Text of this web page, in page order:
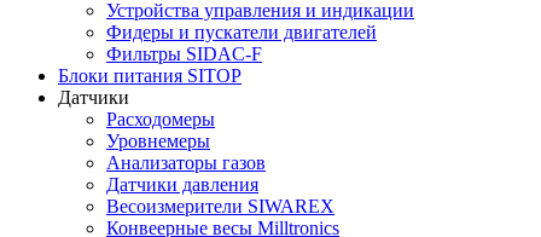
Устройства управления и индикации
Фидеры и пускатели двигателей
Фильтры SIDAC-F
Блоки питания SITOP
Датчики
Расходомеры
Уровнемеры
Анализаторы газов
Датчики давления
Весоизмерители SIWAREX
Конвеерные весы Milltronics